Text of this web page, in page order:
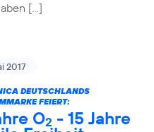
[…]
2017
DEUTSCHLANDS
FEIERT:
O2 - 15 Jahre